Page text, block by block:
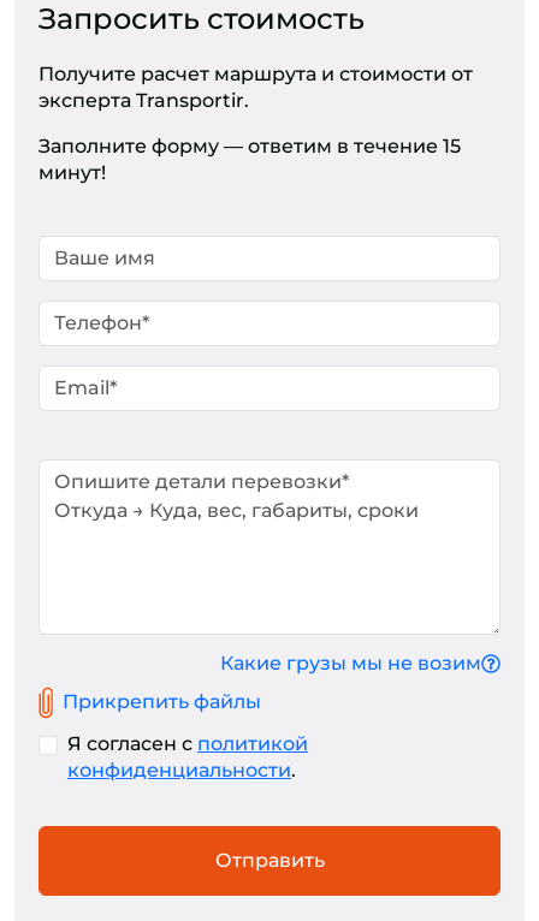
Запросить стоимость
Получите расчет маршрута и стоимости от
эксперта Transportir.
Заполните форму — ответим в течение 15
минут!
Прикрепить файлы
Какие грузы мы не возим
Я согласен с политикой
конфиденциальности.
Отправить